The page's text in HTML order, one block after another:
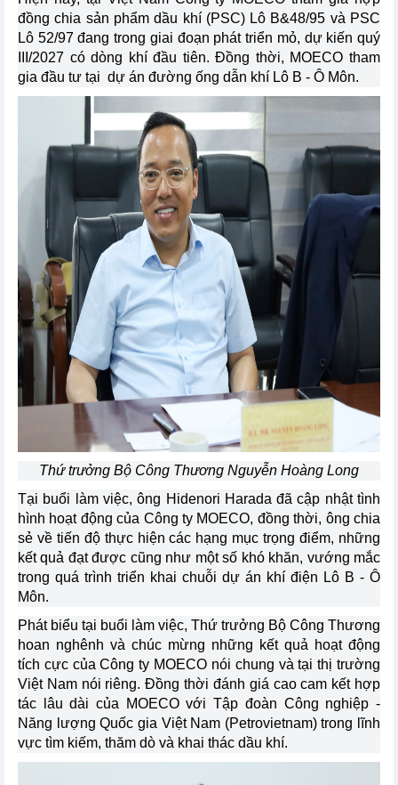
đồng chia sản phẩm dầu khí (PSC) Lô B&48/95 và PSC
Lô 52/97 đang trong giai đoạn phát triển mỏ, dự kiến quý
III/2027 có dòng khí đầu tiên. Đồng thời, MOECO tham
gia đầu tư tại dự án đường ống dẫn khí Lô B - Ô Môn.
Thứ trưởng Bộ Công Thương Nguyễn Hoàng Long
Tại buổi làm việc, ông Hidenori Harada đã cập nhật tình
hình hoạt động của Công ty MOECO, đồng thời, ông chia
sẻ về tiến độ thực hiện các hạng mục trọng điểm, những
kết quả đạt được cũng như một số khó khăn, vướng mắc
trong quá trình triển khai chuỗi dự án khí điện Lô B - Ô
Môn.
Phát biểu tại buổi làm việc, Thứ trưởng Bộ Công Thương
hoan nghênh và chúc mừng những kết quả hoạt động
tích cực của Công ty MOECO nói chung và tại thị trường
Việt Nam nói riêng. Đồng thời đánh giá cao cam kết hợp
tác lâu dài của MOECO với Tập đoàn Công nghiệp -
Năng lượng Quốc gia Việt Nam (Petrovietnam) trong lĩnh
vực tìm kiếm, thăm dò và khai thác dầu khí.